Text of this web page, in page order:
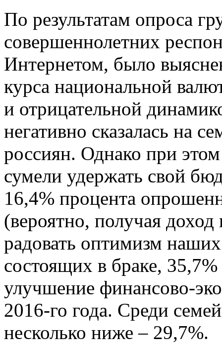
По результатам опроса
совершеннолетних
Интернетом, было
курса национальной
и отрицательной
негативно сказалась на
россиян. Однако при
сумели удержать свой
16,4% процента
(вероятно, получая
радовать оптимизм
состоящих в браке,
улучшение финансово-
2016-го года. Среди
несколько ниже – 29,7%.